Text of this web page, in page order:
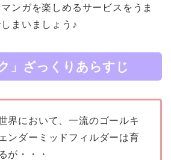
ンガを楽しめるサービスをうま
まいましょう♪
」ざっくりあらすじ
界において、一流のゴールキ
ンダーミッドフィルダーは育
が・・・